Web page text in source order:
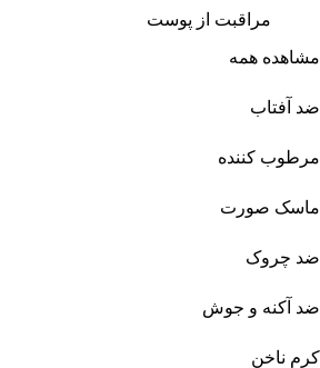
مراقبت از پوست
مشاهده همه
ضد آفتاب
مرطوب کننده
ماسک صورت
ضد چروک
ضد آکنه و جوش
کرم ناخن